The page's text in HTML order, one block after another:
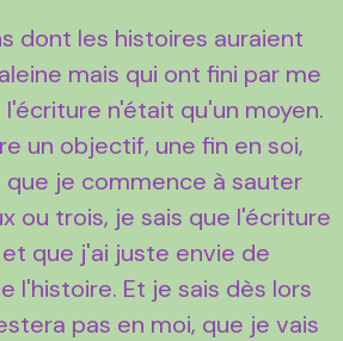
dont les histoires auraient
mais qui ont fini par me
n'était qu'un moyen.
un objectif, une fin en soi,
que je commence à sauter
ou trois, je sais que l'écriture
que j'ai juste envie de
l'histoire. Et je sais dès lors
pas en moi, que je vais